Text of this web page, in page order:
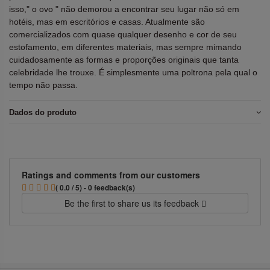
isso," o ovo " não demorou a encontrar seu lugar não só em
hotéis, mas em escritórios e casas. Atualmente são
comercializados com quase qualquer desenho e cor de seu
estofamento, em diferentes materiais, mas sempre mimando
cuidadosamente as formas e proporções originais que tanta
celebridade lhe trouxe. É simplesmente uma poltrona pela qual o
tempo não passa.
Dados do produto
Ratings and comments from our customers
( 0.0 / 5) - 0 feedback(s)
Be the first to share us its feedback